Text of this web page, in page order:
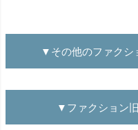
▼その他のファクシ
▼ファクション